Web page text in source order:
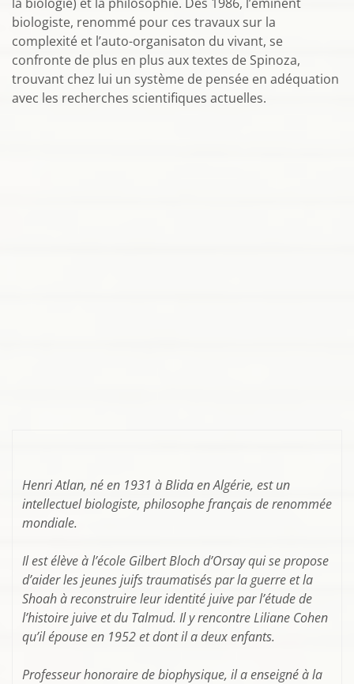
biologiste, renommé pour ces travaux sur la
complexité et l’auto-organisaton du vivant, se
confronte de plus en plus aux textes de Spinoza,
trouvant chez lui un système de pensée en adéquation
avec les recherches scientifiques actuelles.
Henri Atlan, né en 1931 à Blida en Algérie, est un
intellectuel biologiste, philosophe français de renommée
mondiale.
Il est élève à l’école Gilbert Bloch d’Orsay qui se propose
d’aider les jeunes juifs traumatisés par la guerre et la
Shoah à reconstruire leur identité juive par l’étude de
l’histoire juive et du Talmud. Il y rencontre Liliane Cohen
qu’il épouse en 1952 et dont il a deux enfants.
Professeur honoraire de biophysique, il a enseigné à la